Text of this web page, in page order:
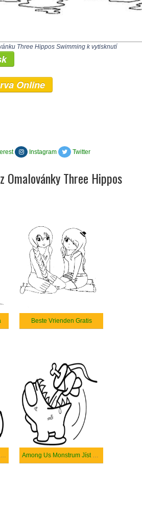
Three Hippos Swimming k vytisknutí
Online
Instagram Twitter
Omalovánky Three Hippos
Beste Vrienden Gratis
Přisluhovač Cristiano Ronaldo Among Us Monstrum Jíst Mrtvoly